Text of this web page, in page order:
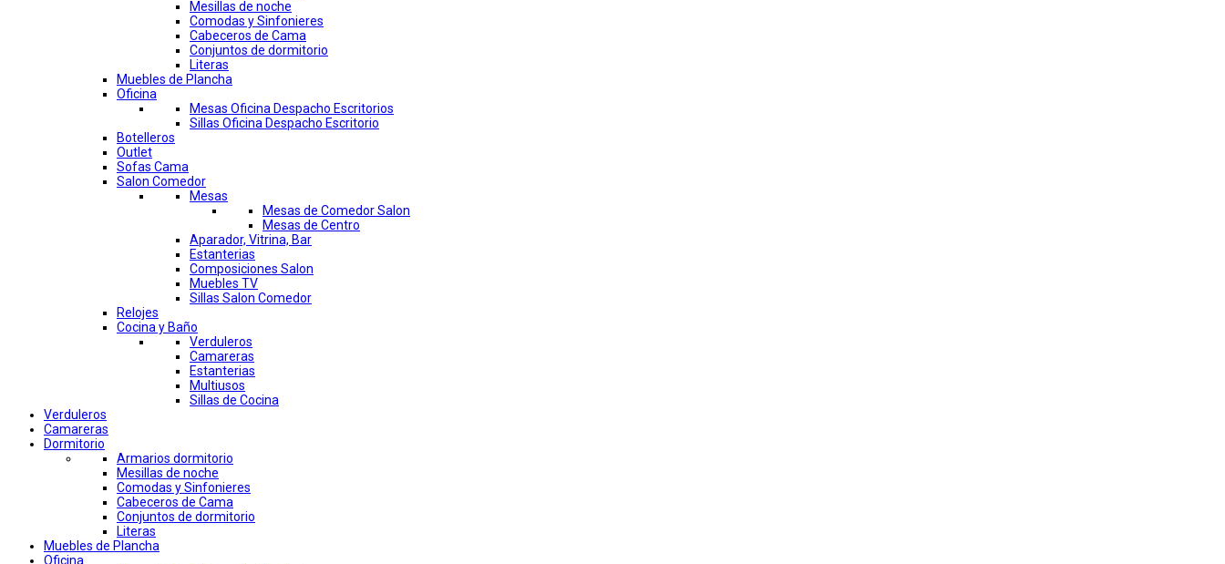
Mesillas de noche
Comodas y Sinfonieres
Cabeceros de Cama
Conjuntos de dormitorio
Literas
Muebles de Plancha
Oficina
Mesas Oficina Despacho Escritorios
Sillas Oficina Despacho Escritorio
Botelleros
Outlet
Sofas Cama
Salon Comedor
Mesas
Mesas de Comedor Salon
Mesas de Centro
Aparador, Vitrina, Bar
Estanterias
Composiciones Salon
Muebles TV
Sillas Salon Comedor
Relojes
Cocina y Baño
Verduleros
Camareras
Estanterias
Multiusos
Sillas de Cocina
Verduleros
Camareras
Dormitorio
Armarios dormitorio
Mesillas de noche
Comodas y Sinfonieres
Cabeceros de Cama
Conjuntos de dormitorio
Literas
Muebles de Plancha
Oficina